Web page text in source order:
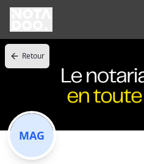
Retour
MAG